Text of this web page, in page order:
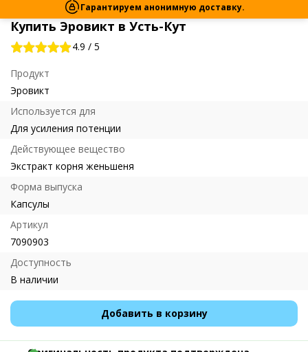
Купить Эровикт в Усть-Кут
4.9 / 5
Продукт
Эровикт
Используется для
Для усиления потенции
Действующее вещество
Экстракт корня женьшеня
Форма выпуска
Капсулы
Артикул
7090903
Доступность
В наличии
Добавить в корзину
Гарантируем анонимную доставку.